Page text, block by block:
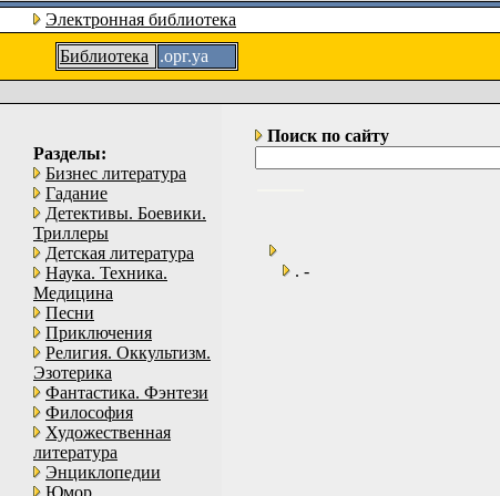
Электронная библиотека
Библиотека
.орг.уа
Разделы:
Бизнес литература
Гадание
Детективы. Боевики.
Триллеры
Детская литература
Наука. Техника.
Медицина
Песни
Приключения
Религия. Оккультизм.
Эзотерика
Фантастика. Фэнтези
Философия
Художественная
литература
Энциклопедии
Юмор
Поиск по сайту
. -